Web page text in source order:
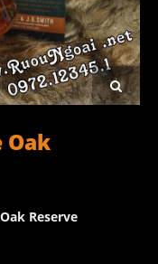
Oak
Reserve